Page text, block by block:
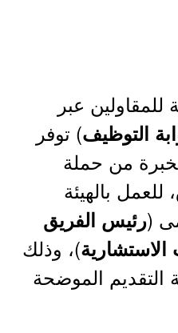
للمقاولين عبر
التوظيف) توفر
من حملة
بالهيئة
(رئيس الفريق
)، وذلك
الموضحة